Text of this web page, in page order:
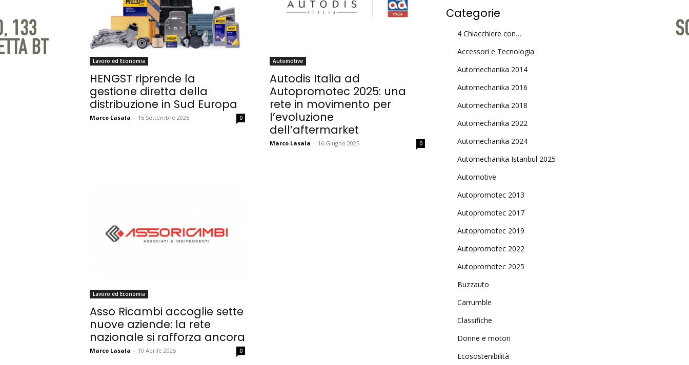
Lavoro ed Economia
HENGST riprende la
gestione diretta della
distribuzione in Sud Europa
Marco Lasala - 15 Settembre 2025 0
Automotive
Autodis Italia ad
Autopromotec 2025: una
rete in movimento per
l’evoluzione
dell’aftermarket
Marco Lasala - 16 Giugno 2025 0
Lavoro ed Economia
Asso Ricambi accoglie sette
nuove aziende: la rete
nazionale si rafforza ancora
Marco Lasala - 10 Aprile 2025 0
Categorie
4 Chiacchiere con…
Accessori e Tecnologia
Automechanika 2014
Automechanika 2016
Automechanika 2018
Automechanika 2022
Automechanika 2024
Automechanika Istanbul 2025
Automotive
Autopromotec 2013
Autopromotec 2017
Autopromotec 2019
Autopromotec 2022
Autopromotec 2025
Buzzauto
Carrumble
Classifiche
Donne e motori
Ecosostenibilità